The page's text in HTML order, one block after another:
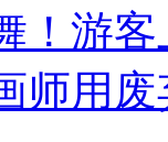
！游客
师用